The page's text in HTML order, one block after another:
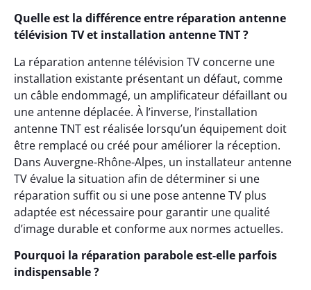
Quelle est la différence entre réparation antenne
télévision TV et installation antenne TNT ?
La réparation antenne télévision TV concerne une
installation existante présentant un défaut, comme
un câble endommagé, un amplificateur défaillant ou
une antenne déplacée. À l’inverse, l’installation
antenne TNT est réalisée lorsqu’un équipement doit
être remplacé ou créé pour améliorer la réception.
Dans Auvergne-Rhône-Alpes, un installateur antenne
TV évalue la situation afin de déterminer si une
réparation suffit ou si une pose antenne TV plus
adaptée est nécessaire pour garantir une qualité
d’image durable et conforme aux normes actuelles.
Pourquoi la réparation parabole est-elle parfois
indispensable ?